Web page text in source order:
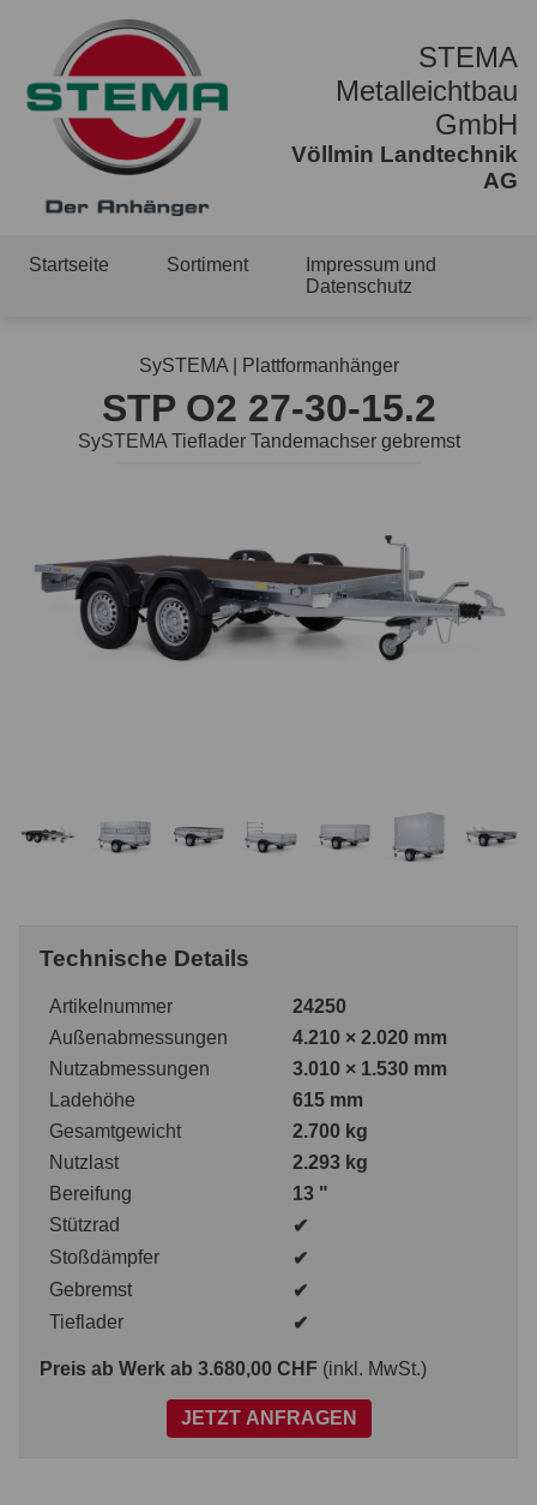
STEMA
Metalleichtbau
GmbH
Völlmin Landtechnik
AG
Startseite Sortiment
Impressum und
Datenschutz
SySTEMA | Plattformanhänger
STP O2 27-30-15.2
SySTEMA Tieflader Tandemachser gebremst
Technische Details
Artikelnummer
24250
Außenabmessungen
4.210 × 2.020 mm
Nutzabmessungen
3.010 × 1.530 mm
Ladehöhe
615 mm
Gesamtgewicht
2.700 kg
Nutzlast
2.293 kg
Bereifung
13 "
Stützrad
✔
Stoßdämpfer
✔
Gebremst
✔
Tieflader
✔
Preis ab Werk ab 3.680,00 CHF (inkl. MwSt.)
JETZT ANFRAGEN